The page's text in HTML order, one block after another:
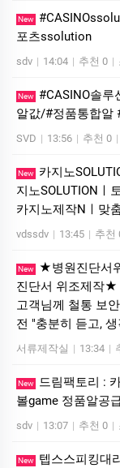
New
포츠ssolution
sdv | 14:04 | 추천 0 |
New #CASINO솔
알값/#정품통합알
SVD | 13:56 | 추천 0 |
New
카­지노
지노SOLUTIONㅣ
카­지노제작Nㅣ맞
vdssdv | 13:45 | 추천
New
★병원진단서
진단서 위조제작
고객님께 철통 보
전 "충분히 듣고,
서류제작실 | 13:34 |
New
드림팩토리 :
볼game 정품알공
sdv | 13:07 | 추천 0 |
New
텝스스피킹대